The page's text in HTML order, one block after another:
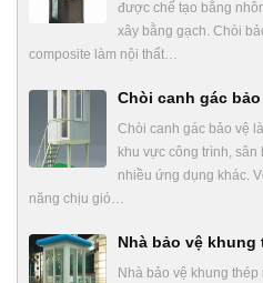
được chế tạo bằng
xây bằng gạch. Chòi
composite làm nội thất…
Chòi canh gác
Chòi canh gác bảo vệ
khu vực công trình, sân
nhiều ứng dụng khác.
năng chịu gió…
Nhà bảo vệ khung
Nhà bảo vệ khung